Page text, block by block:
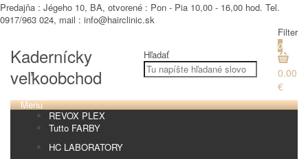
Predajňa : Jégeho 10, BA, otvorené : Pon - Pia 10,00 - 16,00 hod. Tel.
0917/963 024, mail : info@hairclinic.sk
Kadernícky
veľkoobchod
Hľadať
Filter
0
0.00
€
Menu
REVOX PLEX
Tutto FARBY
HC LABORATORY